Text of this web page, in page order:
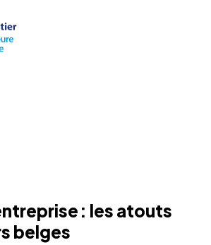
: les atouts
belges